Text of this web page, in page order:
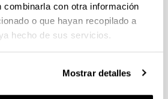
combinarla con otra información
o que hayan recopilado a
hecho de sus servicios.
Mostrar detalles